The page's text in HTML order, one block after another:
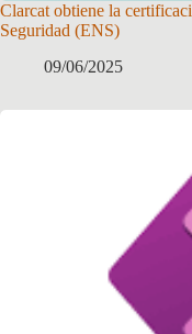
Clarcat obtiene la
Seguridad (ENS)
09/06/2025